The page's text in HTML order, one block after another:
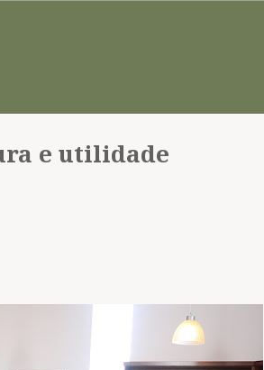
e utilidade